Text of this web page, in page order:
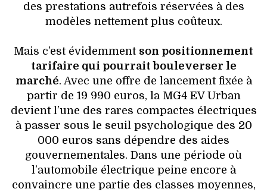
des prestations autrefois réservées à des
modèles nettement plus coûteux.
Mais c’est évidemment son positionnement
tarifaire qui pourrait bouleverser le
marché. Avec une offre de lancement fixée à
partir de 19 990 euros, la MG4 EV Urban
devient l’une des rares compactes électriques
à passer sous le seuil psychologique des 20
000 euros sans dépendre des aides
gouvernementales. Dans une période où
l’automobile électrique peine encore à
convaincre une partie des classes moyennes,